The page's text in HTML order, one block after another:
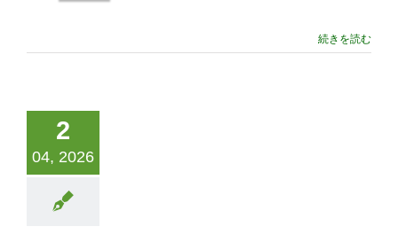
続きを読む
2
04, 2026